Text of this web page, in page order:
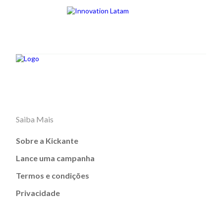
Saiba Mais
Sobre a Kickante
Lance uma campanha
Termos e condições
Privacidade